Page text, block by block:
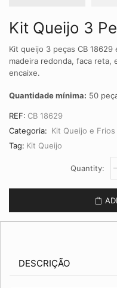
Kit Queijo 3
Kit queijo 3 peças CB
madeira redonda, faca reta,
encaixe.
Quantidade mínima: 50
REF: CB 18629
Categoria: Kit Queijo e Frios
Tag: Kit Queijo
DESCRIÇÃO